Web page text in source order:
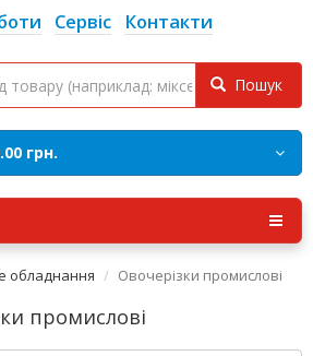
Сервіс Контакти
Пошук
грн.
обладнання Овочерізки промислові
промислові